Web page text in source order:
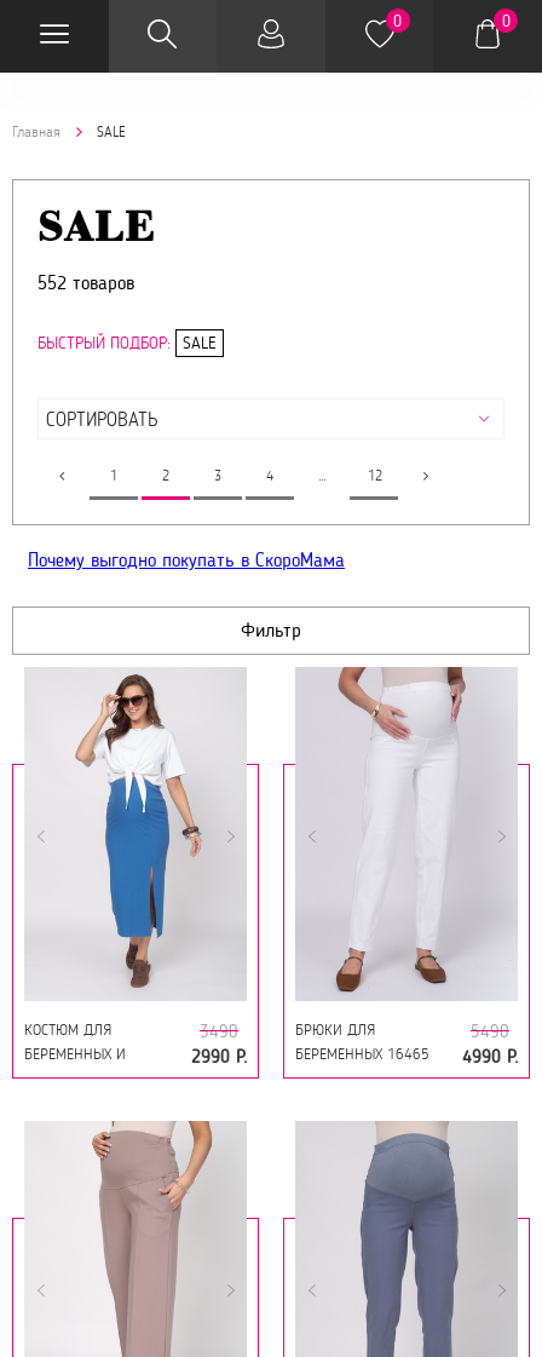
0 0
Главная SALE
SALE
552 товаров
БЫСТРЫЙ ПОДБОР: SALE
1 2 3 4 … 12
Почему выгодно покупать в СкороМама
Фильтр
КОСТЮМ ДЛЯ
БЕРЕМЕННЫХ И
КОРМЯЩИХ 18624
+БЕЛЫЙ
3490
2990 Р.
БРЮКИ ДЛЯ
БЕРЕМЕННЫХ 16465
МОЛОЧНЫЙ
5490
4990 Р.